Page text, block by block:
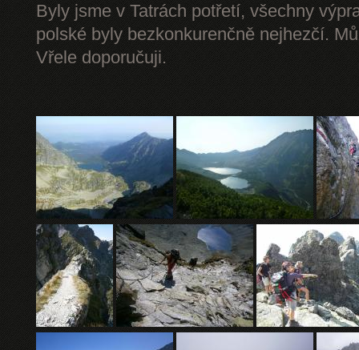
Byly jsme v Tatrách potřetí, všechny
polské byly bezkonkurenčně nejhezčí.
Vřele doporučuji.